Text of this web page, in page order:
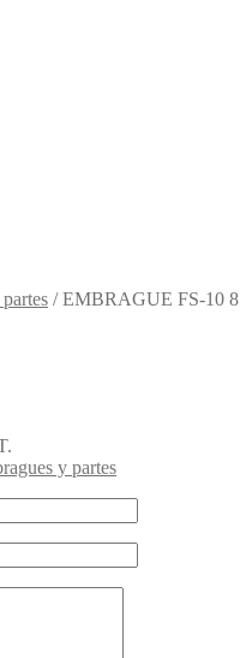
/EMBRAGUE FS-10 8
y partes